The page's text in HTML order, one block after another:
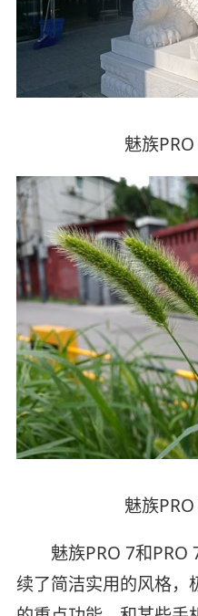
魅族
魅族
魅族PRO 7和PRO
续了简洁实用的风格，